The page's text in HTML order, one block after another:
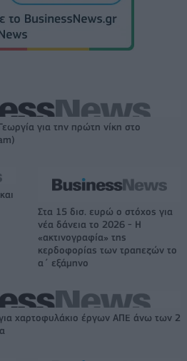
για την πρώτη νίκη στο
Στα 15 δισ. ευρώ ο στόχος για
νέα δάνεια το 2026 - Η
«ακτινογραφία» της
κερδοφορίας των τραπεζών το
α΄ εξάμηνο
χαρτοφυλάκιο έργων ΑΠΕ άνω των 2